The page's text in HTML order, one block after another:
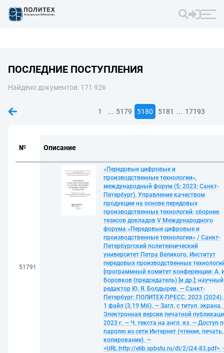
ПОСЛЕДНИЕ ПОСТУПЛЕНИЯ
Найдено документов: 171 926
1 ... 5179 5180 5181 ... 17193
№ Описание
51791
«Передовые цифровые и
производственные технологии»,
международный форум (5; 2023; Санкт-
Петербург). Управление качеством
продукции на основе передовых
производственных технологий: сборник
тезисов докладов V Международного
форума «Передовые цифровые и
производственные технологии» / Санкт-
Петербургский политехнический
университет Петра Великого, Институт
передовых производственных
[программный комитет конференции: А.
Боровков (председатель) [и др.]; научный
редактор Ю. Я. Болдырев. — Санкт-
Петербург: ПОЛИТЕХ-ПРЕСС, 2023
1 файл (3,19 Мб). — Загл. с титул. экрана.
Электронная версия печатной
2023 г. — Ч. текста на англ. яз. — Доступ
паролю из сети Интернет (чтение, печать,
копирование). —
<URL:http://elib.spbstu.ru/dl/2/i24-83.pdf>.